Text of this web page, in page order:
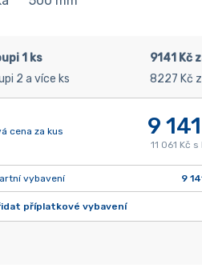
1 ks
9141 Kč
2 a více ks
8227 Kč
cena za kus 9 141
11 061 Kč s
vybavení 9
příplatkové vybavení